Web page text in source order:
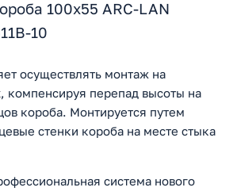
100х55 ARC-LAN
10
осуществлять монтаж на
компенсируя перепад высоты на
короба. Монтируется путем
стенки короба на месте стыка
система нового